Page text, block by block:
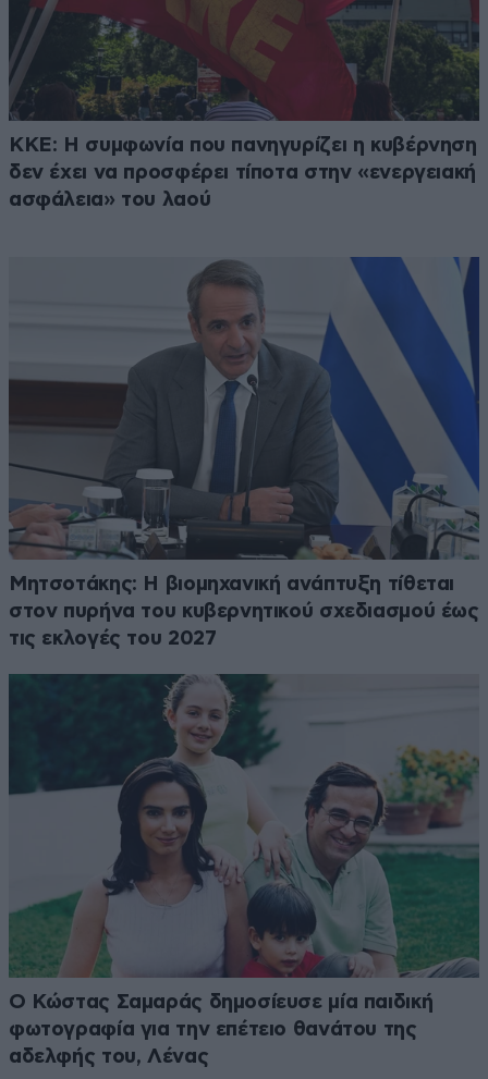
ΚΚΕ: Η συμφωνία που πανηγυρίζει η κυβέρνηση
δεν έχει να προσφέρει τίποτα στην «ενεργειακή
ασφάλεια» του λαού
Μητσοτάκης: Η βιομηχανική ανάπτυξη τίθεται
στον πυρήνα του κυβερνητικού σχεδιασμού έως
τις εκλογές του 2027
Ο Κώστας Σαμαράς δημοσίευσε μία παιδική
φωτογραφία για την επέτειο θανάτου της
αδελφής του, Λένας